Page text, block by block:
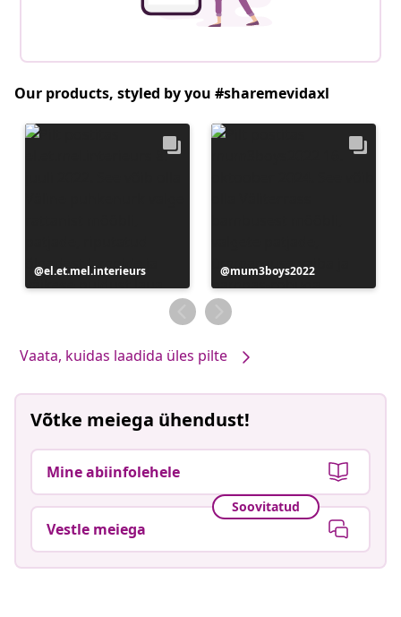
Our products, styled by you #sharemevidaxl
Postitus
avaldatud
el.et.mel.interieurs
Postitus
avaldatud
mum3boys2022
Vaata, kuidas laadida üles pilte
Võtke meiega ühendust!
Mine abiinfolehele
Soovitatud
Vestle meiega